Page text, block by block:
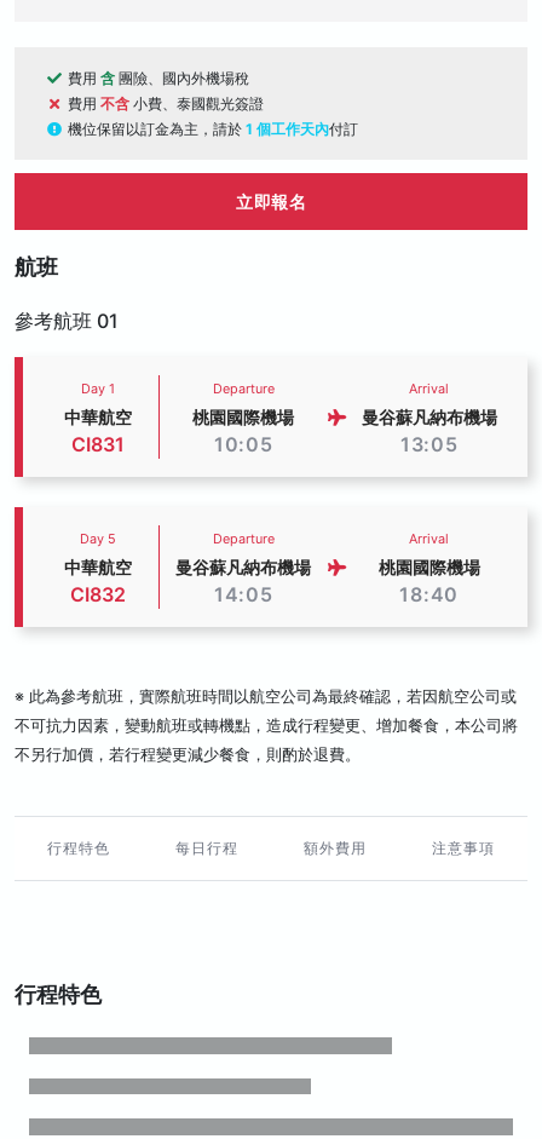
費用 含 團險、國內外機場稅
費用 不含 小費、泰國觀光簽證
機位保留以訂金為主，請於 1 個工作天內付訂
立即報名
航班
參考航班 01
Day 1
中華航空
CI831
Departure
桃園國際機場
10:05
Arrival
曼谷蘇凡納布機場
13:05
Day 5
中華航空
CI832
Departure
曼谷蘇凡納布機場
14:05
Arrival
桃園國際機場
18:40
※ 此為參考航班，實際航班時間以航空公司為最終確認，若因航空公司或
不可抗力因素，變動航班或轉機點，造成行程變更、增加餐食，本公司將
不另行加價，若行程變更減少餐食，則酌於退費。
行程特色 每日行程 額外費用 注意事項
行程特色